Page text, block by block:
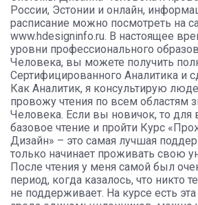
России, Эстонии и онлайн,
расписание можно посмотреть на
www.hdesigninfo.ru. В настоящее
уровни профессионального
Человека, вы можете получить
Сертифицированного Аналитика и
Как Аналитик, я консультирую
провожу чтения по всем областям
Человека. Если вы новичок, то для
базовое чтение и пройти Курс
Дизайн» – это самая лучшая
только начинает проживать свою
После чтения у меня самой был
период, когда казалось, что никто
не поддерживает. На курсе есть